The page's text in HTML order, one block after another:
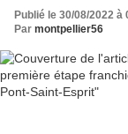
Publié le 30/08/2022 à
Par montpellier56